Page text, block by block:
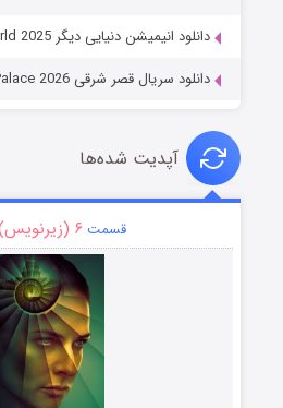
دانلود انیمیشن دنیایی دیگر Another World 2025
دانلود سریال قصر شرقی The East Palace 2026
آپدیت شده‌ها
قسمت ۶ (زیرنویس)